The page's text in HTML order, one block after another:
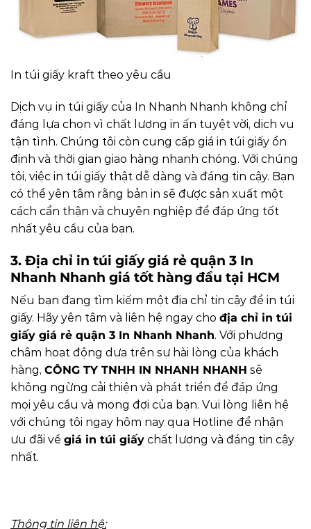
In túi giấy kraft theo yêu cầu
Dịch vụ in túi giấy của In Nhanh Nhanh không chỉ
đáng lựa chọn vì chất lượng in ấn tuyệt vời, dịch vụ
tận tình. Chúng tôi còn cung cấp giá in túi giấy ổn
định và thời gian giao hàng nhanh chóng. Với chúng
tôi, việc in túi giấy thật dễ dàng và đáng tin cậy. Bạn
có thể yên tâm rằng bản in sẽ được sản xuất một
cách cẩn thận và chuyên nghiệp để đáp ứng tốt
nhất yêu cầu của bạn.
3. Địa chỉ in túi giấy giá rẻ quận 3 In
Nhanh Nhanh giá tốt hàng đầu tại HCM
Nếu bạn đang tìm kiếm một địa chỉ tin cậy để in túi
giấy. Hãy yên tâm và liên hệ ngay cho địa chỉ in túi
giấy giá rẻ quận 3 In Nhanh Nhanh. Với phương
châm hoạt động dựa trên sự hài lòng của khách
hàng, CÔNG TY TNHH IN NHANH NHANH sẽ
không ngừng cải thiện và phát triển để đáp ứng
mọi yêu cầu và mong đợi của bạn. Vui lòng liên hệ
với chúng tôi ngay hôm nay qua Hotline để nhận
ưu đãi về giá in túi giấy chất lượng và đáng tin cậy
nhất.
Thông tin liên hệ: